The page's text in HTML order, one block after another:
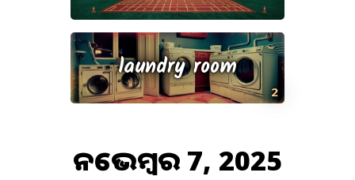
2
laundry room
ନଭେମ୍ବର 7, 2025